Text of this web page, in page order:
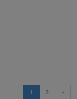
1 2 »